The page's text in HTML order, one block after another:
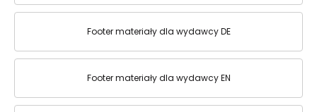
Footer materiały dla wydawcy DE
Footer materiały dla wydawcy EN